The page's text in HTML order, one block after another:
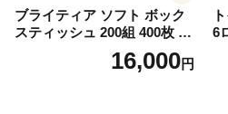
ブライティア ソフト ボック
スティッシュ 200組 400枚 60
箱 日本製 まとめ買い ティッ
シュ リサイクル 長持 防災 常
16,000円
6